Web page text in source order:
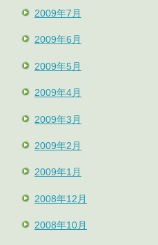
2009年7月
2009年6月
2009年5月
2009年4月
2009年3月
2009年2月
2009年1月
2008年12月
2008年10月